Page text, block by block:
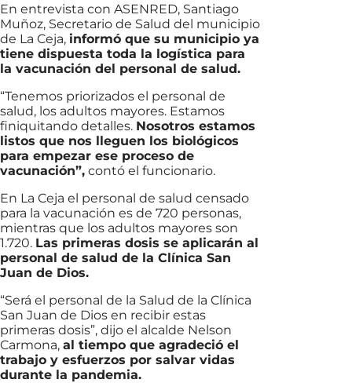
En entrevista con ASENRED, Santiago
Muñoz, Secretario de Salud del municipio
de La Ceja, informó que su municipio ya
tiene dispuesta toda la logística para
la vacunación del personal de salud.
“Tenemos priorizados el personal de
salud, los adultos mayores. Estamos
finiquitando detalles. Nosotros estamos
listos que nos lleguen los biológicos
para empezar ese proceso de
vacunación”, contó el funcionario.
En La Ceja el personal de salud censado
para la vacunación es de 720 personas,
mientras que los adultos mayores son
1.720. Las primeras dosis se aplicarán al
personal de salud de la Clínica San
Juan de Dios.
“Será el personal de la Salud de la Clínica
San Juan de Dios en recibir estas
primeras dosis”, dijo el alcalde Nelson
Carmona, al tiempo que agradeció el
trabajo y esfuerzos por salvar vidas
durante la pandemia.